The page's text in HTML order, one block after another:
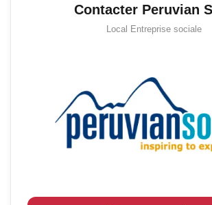
Contacter Peruvian
Local Entreprise sociale